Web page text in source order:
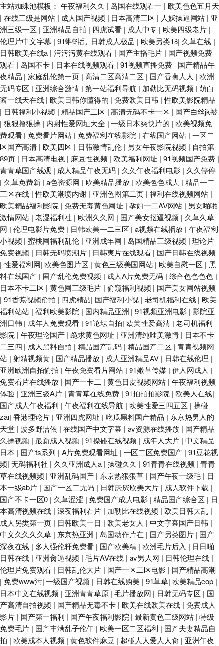
主站蜘蛛池模板： 午夜福利久久 | 岛国在线观看一 | 欧美色色五月天
| 在线三级是网站 | 成人国产视频 | 日本高清三区 | 人妖操逼网站 | 亚
洲三级一区 | 亚洲精品自拍 | 四虎试看 | 成人中专 | 欧美四级老片 |
伦理片中文字幕 | 91蝌蚪乱| 日韩成人极品 | 欧美另类18| 久草在线 |
日韩欧美在线a | 污污污黄在线观看 | 国产主播毛片 | 国产视频免费
观看 | 岛国不卡 | 日本在线视频观看 | 91视频直播免费 | 国产精品午
夜精品 | 家庭乱伦第一页 | 高清二区高清二区 | 国产香蕉人人 | 欧洲
无码专区 | 亚洲综合激情 | 第一站福利导航 | 加勒比无码视频 | 萌白
酱一线天在线 | 欧美日韩你懂得的 | 免费欧美日韩 |性欧美影院精品
| 日韩福利小视频 | 精品国产二区 | 高清无码不卡一区 | 国产白丝jk被
| 狠狠撸狠操 | 内射性爱网址大全 | 一级日本爽快片的 | 欧美视频免
费观看 | 免费看片网站 | 免费福利在线影院 | 在线国产网站 | 一区二
区国产高清 | 欧美四区 | 日韩激情乱伦 | 男女午夜影院视频 | 自拍第
89页 | 日本高清电视 | 麻豆性视频 | 欧美福利网址 | 91视频国产免费 |
青青草国产线观 | 成人精品午夜无码 | 久久午夜福利电影 | 久久停停
| 久草免费新 | a色资源网 | 欧美精品播放 | 欧美色色成人 | 精品一二
三区在线 |性欧美潮喷内谢 | 亚洲色图第二页 | 福利在线视频网站 |
欧美精品福利影院 | 免费无毒黄色网址 | 孕妇一二AV网站 | 男女啪啪
激情网站 | 老湿福利社 | 欧洲久久网 | 国产美女抠逼视频 | 久草久草
网 | 伦理电影片免费 | 日韩欧美一二三区 | a视频在线播放 | 午夜福利
小视频 | 蜜桃网福利乱伦 | 亚洲成年网 | 岛国精品三级视频 | 理论片
免费视频 | 日韩无码喷潮片 | 日韩爽片在线观看 | 国产日韩在线视频
|性爱福利网| 欧美色图片区 | 黄色三级美国网站 | 欧美自慰一区 | 黑
料在线国产 | 国产乱伦免费视频 | 成人A片免费无码 | 综合色色色色 |
日本不卡二区 | 黄色网三级毛片 | 偷窥福利视频 | 国产美女网站视频
| 91香蕉视频偷拍 | 四虎精品| 国产福利小视 | 老司机福利在线 | 欧美
福利站站 | 福利欧美影院 | 国内精品亚洲 | 91视频亚洲电影 | 影院亚
洲日韩 | 成年人免费观看 | 91论坛自拍| 欧美性爱高清 | 老司机福利
影院 | 午夜理论国产 | 跪求黄色网址 | 亚洲清纯唯美激情 | 日本不卡
二三四 | 成人黑料自拍 | 精品国产乱码 | 精品国产二区 | 青青视频网
站 | 射精视频黄 | 国产精品播放 | 成人亚洲精品AV | 日韩在线伦理 |
亚洲欧洲自拍偷拍 | 午夜免费看片网站 | 91嫩草传媒 | 伊人网成人 |
免费看片在线播放 | 国产一卡二 | 黄色日皮视频网站 | 午夜福利视频
体验 | 亚洲三级A片 | 青青草在线免费 | 91拍拍拍影院 | 欧美人在线|
国产成人午夜福利 | 午夜福利在线导航 | 欧美性爱三四五区 | 操碰
zai| 香港理论片 | 亚洲四虎网址 | 吃瓜黑料国产精品 | 东京热男人的
天堂 | 波多野洁依 | 在线国产中文字幕 | av资源在线播放 | 国产精品
久操视频 | 最新成人视频 | 91操碰在线视频 | 成年人大片 | 中文精品
日本 | 国产ts系列 | A片免费观看网址 | 一区二区免费国产 | 91豆花视
频| 无码福利社 | 久久亚洲成人a | 操碰久久 | 91青青在线视频 | 青青
草在线视频频 | 亚洲乱码国产 | 东京热狠狠草 | 国产午夜一级毛 | 日
本一级ab片 | 国产一区二无码 | 日韩屄屄欧美大片 | 成人软件下载 |
国产不卡一区0 | 久草涩涩 | 免费国产成人电影 | 精品国产综合区 | 日
本高清视频在线 | 深夜福利看片 | 加勒比在线视频 | 欧美日韩大乱 |
成人另类第一页 | 日韩欧美一日 | 欧美老女人 | 中文字幕国产日韩 |
中文久久久久草 | 东京热亚洲 | 岛国动作片在 | 国产另类图片 | 国产
深夜在线 | 多人强伦轩免费看 | 国产欧美精 | 欧洲毛片后入 | 日日啪
日韩在线 | 亚洲肏逼视频 | 毛片AV在线 | av男人网 | 日韩伦理在线 |
伦理片免费观看 | 日韩乱伦大片 | 国产一区二区电影 | 国产精品高潮
| 免费www污| 一级国产视频 | 日韩在线购美 | 91草草| 欧美精品cop |
日本中文在线视频 | 亚洲青青草原 | 毛片播放网 | 日韩无码专区 | 国
产高清自拍视频 | 国产精品无毒不卡 | 欧美在线欧美在线 | 免费成人
影片 | 国产第一福利 | 国产午夜福利影院 | 最新黄色三级网站 | 特级
免费毛片 | 国产丰满乱子伦午 | 欧美一区二区福利 | 国产夫妻精品自
拍 | 欧美成本人视频 | 黄色软件麻豆 | 超碰人人爱人人肏 | 亚洲午夜